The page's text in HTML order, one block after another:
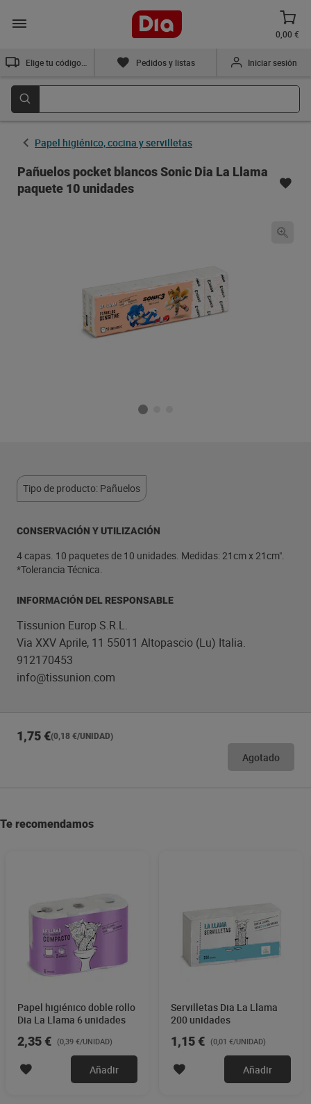
0,00 €
Pedidos y listas Iniciar sesión
Papel higiénico, cocina y servilletas
Pañuelos pocket blancos Sonic Dia La Llama
paquete 10 unidades
Tipo de producto: Pañuelos
CONSERVACIÓN Y UTILIZACIÓN
4 capas. 10 paquetes de 10 unidades. Medidas: 21cm x 21cm".
*Tolerancia Técnica.
INFORMACIÓN DEL RESPONSABLE
Tissunion Europ S.R.L.
Via XXV Aprile, 11 55011 Altopascio (Lu) Italia.
912170453
info@tissunion.com
1,75 €(0,18 €/UNIDAD)
Agotado
Te recomendamos
Papel higiénico doble rollo
Dia La Llama 6 unidades
2,35 € (0,39 €/UNIDAD)
Añadir
Servilletas Dia La Llama
200 unidades
1,15 € (0,01 €/UNIDAD)
Añadir